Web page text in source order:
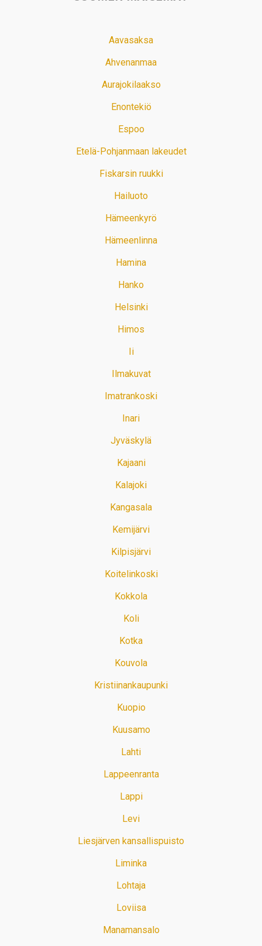
Aavasaksa
Ahvenanmaa
Aurajokilaakso
Enontekiö
Espoo
Etelä-Pohjanmaan lakeudet
Fiskarsin ruukki
Hailuoto
Hämeenkyrö
Hämeenlinna
Hamina
Hanko
Helsinki
Himos
Ii
Ilmakuvat
Imatrankoski
Inari
Jyväskylä
Kajaani
Kalajoki
Kangasala
Kemijärvi
Kilpisjärvi
Koitelinkoski
Kokkola
Koli
Kotka
Kouvola
Kristiinankaupunki
Kuopio
Kuusamo
Lahti
Lappeenranta
Lappi
Levi
Liesjärven kansallispuisto
Liminka
Lohtaja
Loviisa
Manamansalo